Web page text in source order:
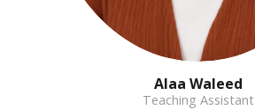
Alaa Waleed
Teaching Assistant